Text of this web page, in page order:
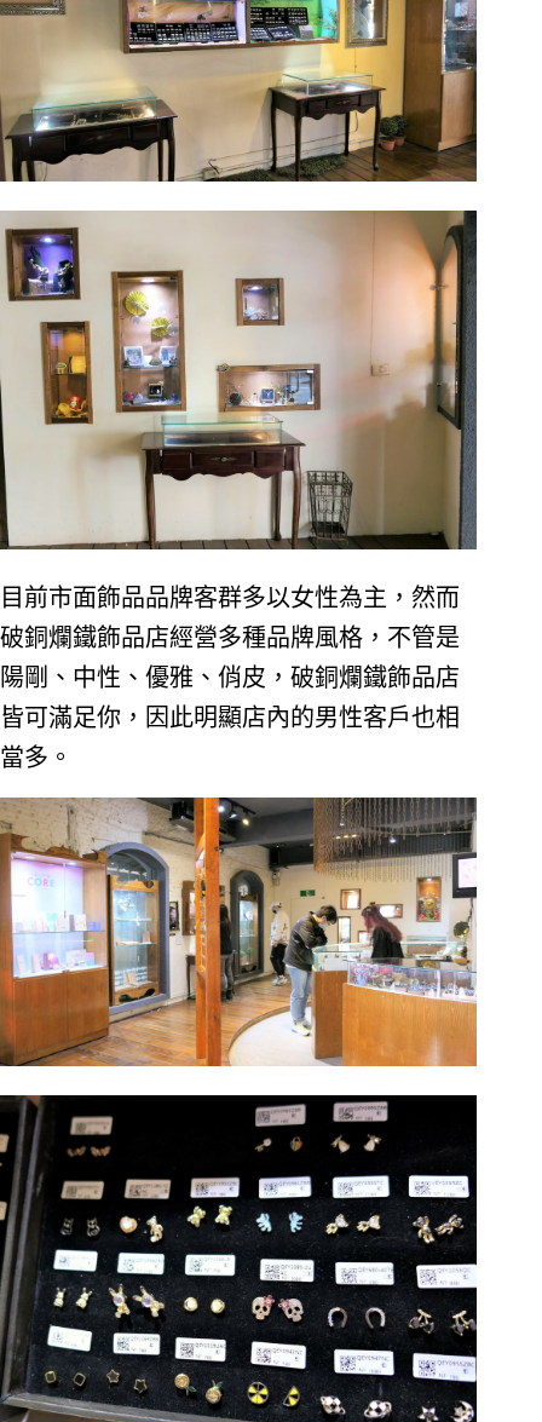
目前市面飾品品牌客群多以女性為主，然而
破銅爛鐵飾品店經營多種品牌風格，不管是
陽剛、中性、優雅、俏皮，破銅爛鐵飾品店
皆可滿足你，因此明顯店內的男性客戶也相
當多。